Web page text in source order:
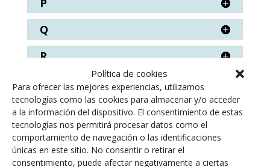
Política de cookies
Para ofrecer las mejores experiencias, utilizamos
tecnologías como las cookies para almacenar y/o acceder
a la información del dispositivo. El consentimiento de estas
tecnologías nos permitirá procesar datos como el
comportamiento de navegación o las identificaciones
únicas en este sitio. No consentir o retirar el
consentimiento, puede afectar negativamente a ciertas
P
Q
R
S
T
V
Z